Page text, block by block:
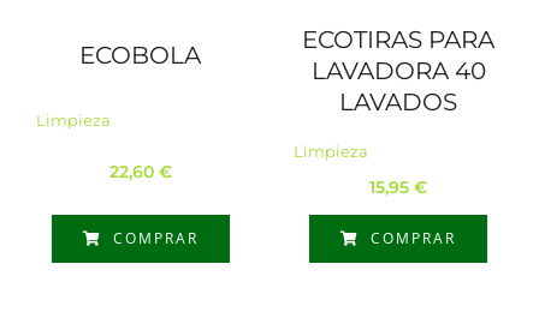
ECOBOLA
Limpieza
22,60 €
COMPRAR
ECOTIRAS PARA
LAVADORA 40
LAVADOS
Limpieza
15,95 €
COMPRAR